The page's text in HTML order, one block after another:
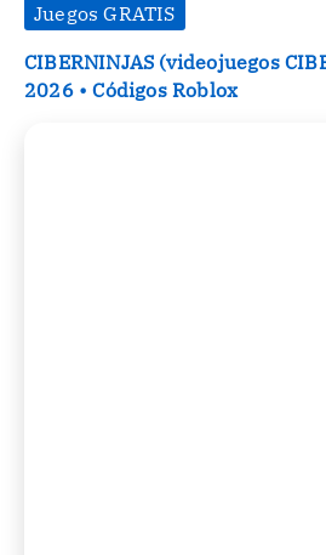
Juegos GRATIS
CIBERNINJAS (videojuegos
2026 •Códigos Roblox